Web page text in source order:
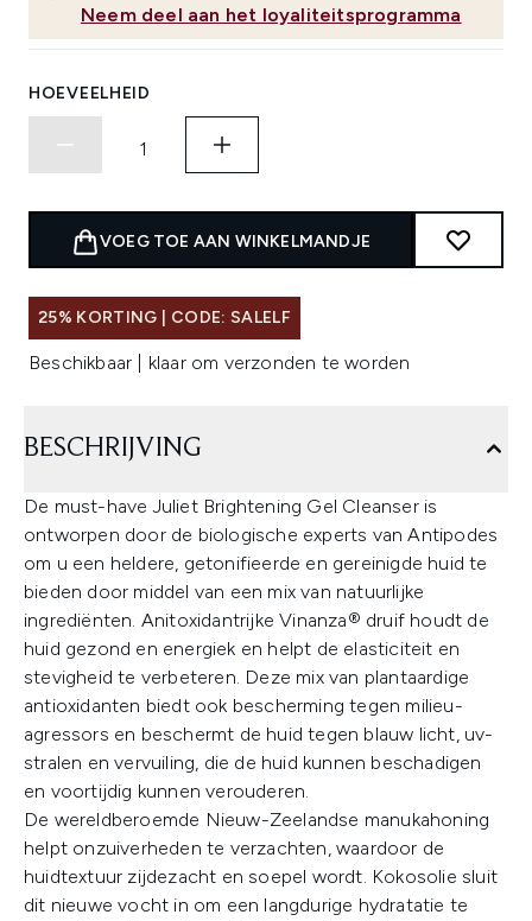
Neem deel aan het loyaliteitsprogramma
HOEVEELHEID
VOEG TOE AAN WINKELMANDJE
25% KORTING | CODE: SALELF
Beschikbaar | klaar om verzonden te worden
BESCHRIJVING
De must-have Juliet Brightening Gel Cleanser is
ontworpen door de biologische experts van Antipodes
om u een heldere, getonifieerde en gereinigde huid te
bieden door middel van een mix van natuurlijke
ingrediënten. Anitoxidantrijke Vinanza® druif houdt de
huid gezond en energiek en helpt de elasticiteit en
stevigheid te verbeteren. Deze mix van plantaardige
antioxidanten biedt ook bescherming tegen milieu-
agressors en beschermt de huid tegen blauw licht, uv-
stralen en vervuiling, die de huid kunnen beschadigen
en voortijdig kunnen verouderen.
De wereldberoemde Nieuw-Zeelandse manukahoning
helpt onzuiverheden te verzachten, waardoor de
huidtextuur zijdezacht en soepel wordt. Kokosolie sluit
dit nieuwe vocht in om een langdurige hydratatie te